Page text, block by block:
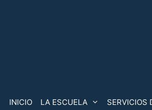
INICIO LA ESCUELA SERVICIOS